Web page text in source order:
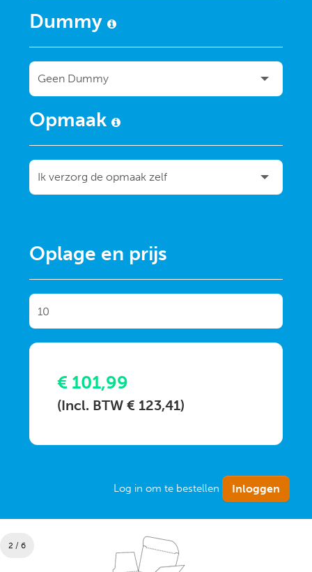
2 / 6
Dummy
Opmaak
Oplage en prijs
€ 101,99
(Incl. BTW € 123,41)
Log in om te bestellen